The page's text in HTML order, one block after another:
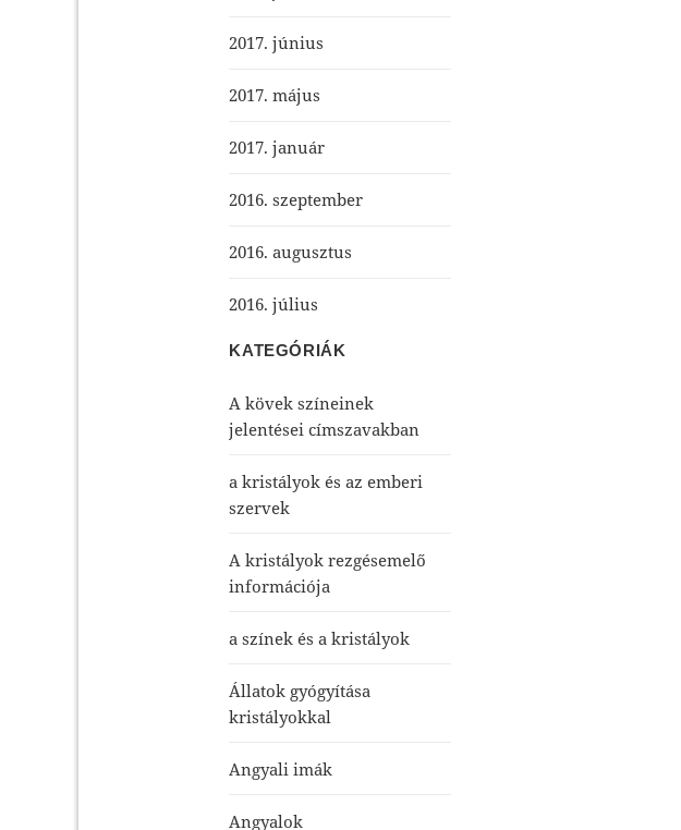
2017. június
2017. május
2017. január
2016. szeptember
2016. augusztus
2016. július
KATEGÓRIÁK
A kövek színeinek
jelentései címszavakban
a kristályok és az emberi
szervek
A kristályok rezgésemelő
információja
a színek és a kristályok
Állatok gyógyítása
kristályokkal
Angyali imák
Angyalok